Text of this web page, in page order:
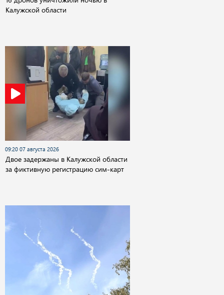
Калужской области
09:20 07 августа 2026
Двое задержаны в Калужской области
за фиктивную регистрацию сим-карт